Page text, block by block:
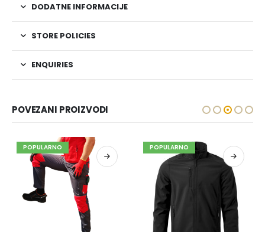
DODATNE INFORMACIJE
STORE POLICIES
ENQUIRIES
POVEZANI PROIZVODI
POPULARNO POPULARNO